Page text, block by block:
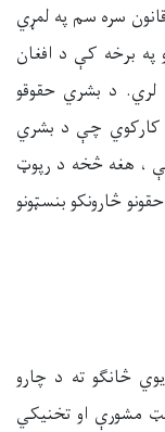
سره سم په لمړي
په برخه کې د افغان
لري. د بشري حقوقو
کارکوي چې د بشري
، هغه څخه د رپوټ
څارونکو بنسټونو
څانګو ته د چارو
مشورې او تخنيکي